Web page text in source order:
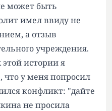
может быть
имел ввиду не
а отзыв
учреждения.
истории я
у меня попросил
конфликт: "дайте
не просила